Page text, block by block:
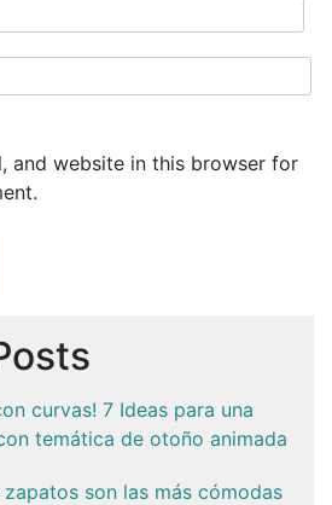
and website in this browser for
curvas! 7 Ideas para una
temática de otoño animada
zapatos son las más cómodas